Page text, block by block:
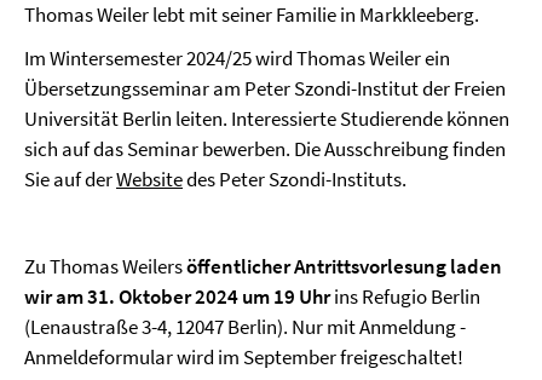
Thomas Weiler lebt mit seiner Familie in Markkleeberg.
Im Wintersemester 2024/25 wird Thomas Weiler ein
Übersetzungsseminar am Peter Szondi-Institut der Freien
Universität Berlin leiten. Interessierte Studierende können
sich auf das Seminar bewerben. Die Ausschreibung finden
Sie auf derWebsitedes Peter Szondi-Instituts.
Zu Thomas Weilersöffentlicher Antrittsvorlesung laden
wir am 31. Oktober 2024 um 19 Uhrins Refugio Berlin
(Lenaustraße 3-4, 12047 Berlin). Nur mit Anmeldung -
Anmeldeformular wird im September freigeschaltet!